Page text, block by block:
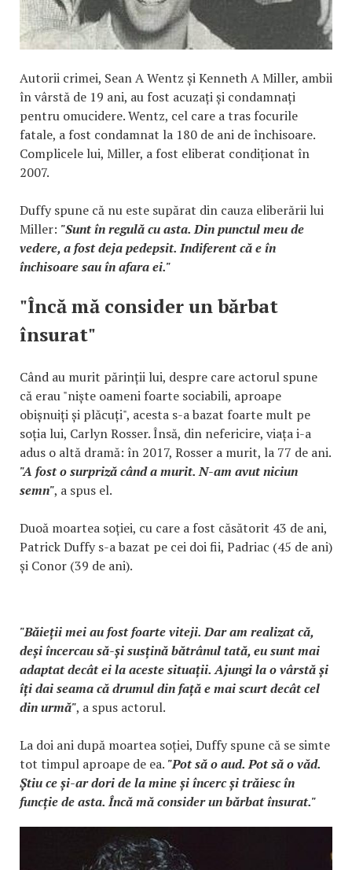
Autorii crimei, Sean A Wentz și Kenneth A Miller, ambii
în vârstă de 19 ani, au fost acuzați și condamnați
pentru omucidere. Wentz, cel care a tras focurile
fatale, a fost condamnat la 180 de ani de închisoare.
Complicele lui, Miller, a fost eliberat condiționat în
2007.
Duffy spune că nu este supărat din cauza eliberării lui
Miller: "Sunt în regulă cu asta. Din punctul meu de
vedere, a fost deja pedepsit. Indiferent că e în
închisoare sau în afara ei."
"Încă mă consider un bărbat
însurat"
Când au murit părinții lui, despre care actorul spune
că erau "niște oameni foarte sociabili, aproape
obișnuiți și plăcuți", acesta s-a bazat foarte mult pe
soția lui, Carlyn Rosser. Însă, din nefericire, viața i-a
adus o altă dramă: în 2017, Rosser a murit, la 77 de ani.
"A fost o surpriză când a murit. N-am avut niciun
semn", a spus el.
Duoă moartea soției, cu care a fost căsătorit 43 de ani,
Patrick Duffy s-a bazat pe cei doi fii, Padriac (45 de ani)
și Conor (39 de ani).
"Băieții mei au fost foarte viteji. Dar am realizat că,
deși încercau să-și susțină bătrânul tată, eu sunt mai
adaptat decât ei la aceste situații. Ajungi la o vârstă și
îți dai seama că drumul din față e mai scurt decât cel
din urmă", a spus actorul.
La doi ani după moartea soției, Duffy spune că se simte
tot timpul aproape de ea. "Pot să o aud. Pot să o văd.
Știu ce și-ar dori de la mine și încerc și trăiesc în
funcție de asta. Încă mă consider un bărbat însurat."